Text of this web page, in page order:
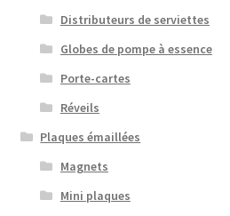
Distributeurs de serviettes
Globes de pompe à essence
Porte-cartes
Réveils
Plaques émaillées
Magnets
Mini plaques